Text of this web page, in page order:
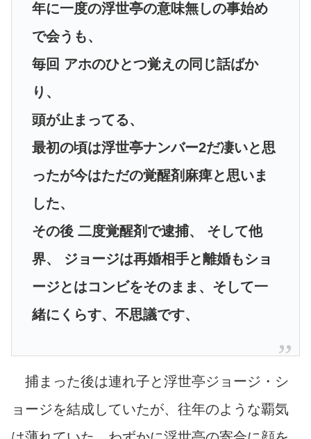
年に一度の浮世亭の意味無しの事始め
で会うも、
毎回 アホのひとつ覚えの同じ話ばか
り、
頭が止まってる、
最初の頃は浮世亭ナンバー2だ凄いと思
ったが今はただの覚醒剤麻痺と思いま
した、
その後 二度覚醒剤で逮捕、 そして他
界、 ジョージは再婚相手と離婚もショ
ージとはコンビをそのまま、そして一
緒にくらす、不思議です、
捕まった後は連れ子と浮世亭ジョージ・シ
ョージを結成していたが、往年のような覇気